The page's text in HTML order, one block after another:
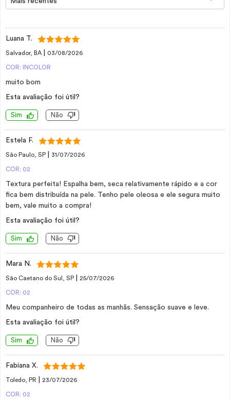
Luana T.
Salvador, BA 03/08/2026
COR: INCOLOR
muito bom
Esta avaliação foi útil?
Sim Não
Estela F.
São Paulo, SP 31/07/2026
COR: 02
Textura perfeita! Espalha bem, seca relativamente rápido e a cor
fica bem distribuída na pele. Tenho pele oleosa e ele segura muito
bem, vale muito a compra!
Esta avaliação foi útil?
Sim Não
Mara N.
São Caetano do Sul, SP 25/07/2026
COR: 02
Meu companheiro de todas as manhãs. Sensação suave e leve.
Esta avaliação foi útil?
Sim Não
Fabiana X.
Toledo, PR 23/07/2026
COR: 02